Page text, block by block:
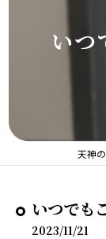
いつ
天神
いつでも
2023/11/21